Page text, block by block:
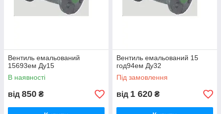
Вентиль емальований
15693ем Ду15
В наявності
від 850 ₴
Вентиль емальований 15
год94ем Ду32
Під замовлення
від 1 620 ₴